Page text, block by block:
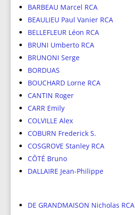
BARBEAU Marcel RCA
BEAULIEU Paul Vanier RCA
BELLEFLEUR Léon RCA
BRUNI Umberto RCA
BRUNONI Serge
BORDUAS
BOUCHARD Lorne RCA
CANTIN Roger
CARR Emily
COLVILLE Alex
COBURN Frederick S.
COSGROVE Stanley RCA
CÔTÉ Bruno
DALLAIRE Jean-Philippe
DE GRANDMAISON Nicholas RCA